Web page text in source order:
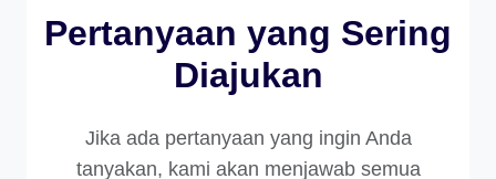
Pertanyaan yang Sering
Diajukan
Jika ada pertanyaan yang ingin Anda
tanyakan, kami akan menjawab semua